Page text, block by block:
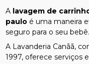
A lavagem de
paulo é uma maneira
seguro para o seu bebê.
A Lavanderia Canãã,
1997, oferece serviços